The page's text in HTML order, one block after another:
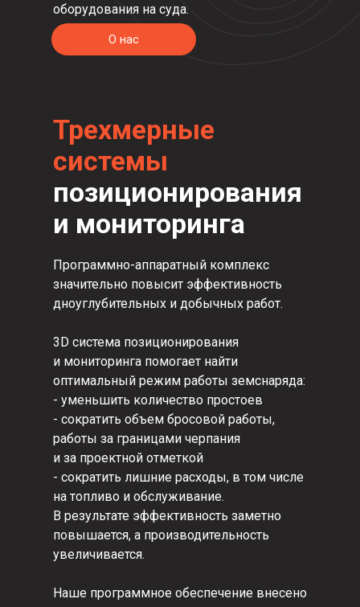
оборудования на суда.
О нас
Трехмерные
системы
позиционирования
и мониторинга
Программно-аппаратный комплекс
значительно повысит эффективность
дноуглубительных и добычных работ.
3D система позиционирования
и мониторинга помогает найти
оптимальный режим работы земснаряда:
- уменьшить количество простоев
- сократить объем бросовой работы,
работы за границами черпания
и за проектной отметкой
- сократить лишние расходы, в том числе
на топливо и обслуживание.
В результате эффективность заметно
повышается, а производительность
увеличивается.
Наше программное обеспечение внесено